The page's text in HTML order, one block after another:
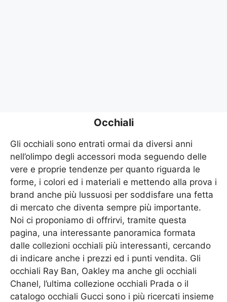
Occhiali
Gli occhiali sono entrati ormai da diversi anni
nell’olimpo degli accessori moda seguendo delle
vere e proprie tendenze per quanto riguarda le
forme, i colori ed i materiali e mettendo alla prova i
brand anche più lussuosi per soddisfare una fetta
di mercato che diventa sempre più importante.
Noi ci proponiamo di offrirvi, tramite questa
pagina, una interessante panoramica formata
dalle collezioni occhiali più interessanti, cercando
di indicare anche i prezzi ed i punti vendita. Gli
occhiali Ray Ban, Oakley ma anche gli occhiali
Chanel, l’ultima collezione occhiali Prada o il
catalogo occhiali Gucci sono i più ricercati insieme